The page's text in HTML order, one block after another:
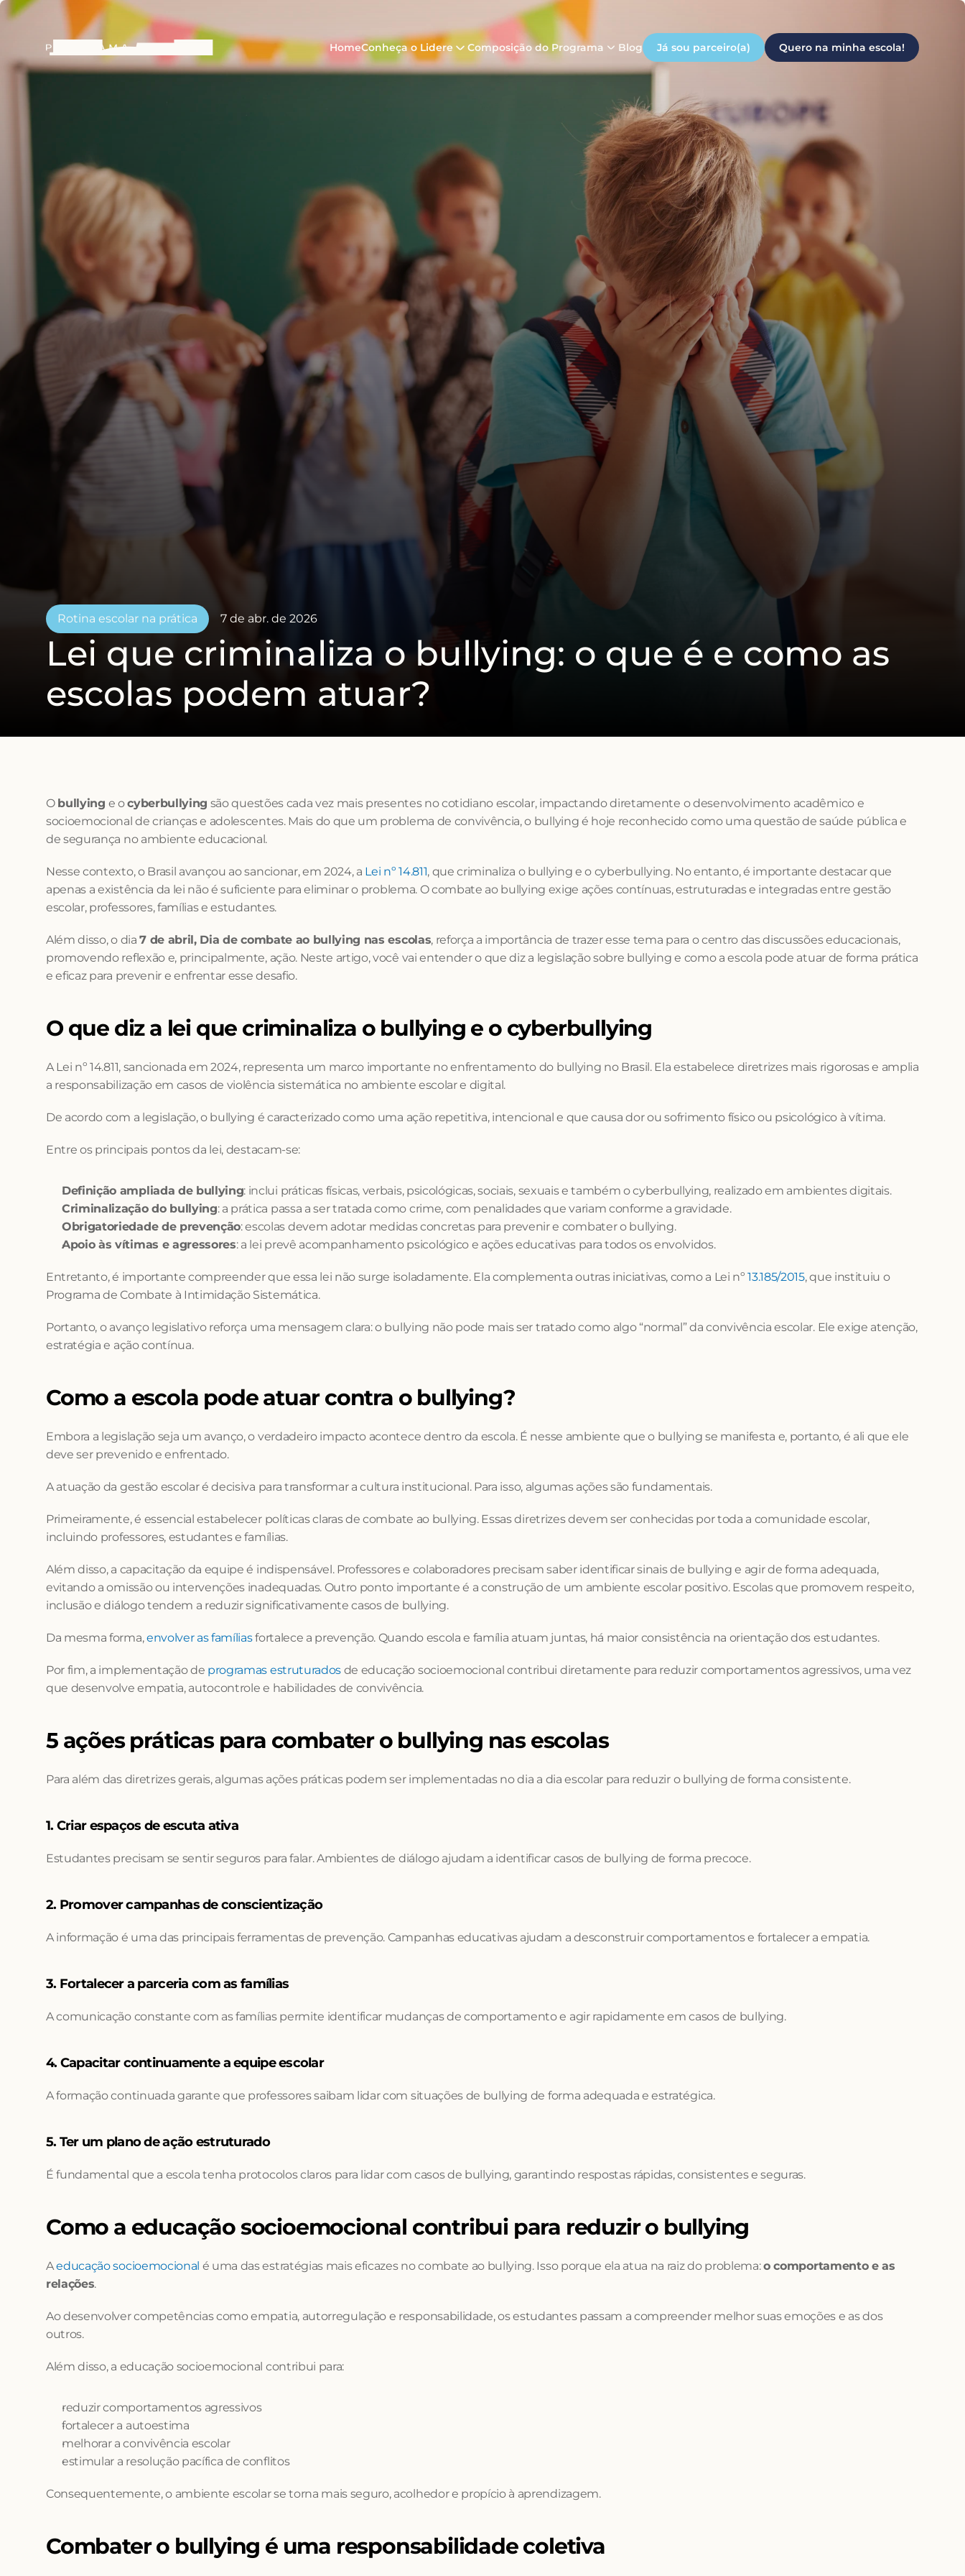
HomeConheça o Lidere Composição do Programa Blog Já sou parceiro(a) Quero na minha escola!
Rotina escolar na prática 7 de abr. de 2026
Lei que criminaliza o bullying: o que é e como as
escolas podem atuar?
O bullying e o cyberbullying são questões cada vez mais presentes no cotidiano escolar, impactando diretamente o desenvolvimento acadêmico e
socioemocional de crianças e adolescentes. Mais do que um problema de convivência, o bullying é hoje reconhecido como uma questão de saúde pública e
de segurança no ambiente educacional.
Nesse contexto, o Brasil avançou ao sancionar, em 2024, a Lei nº 14.811, que criminaliza o bullying e o cyberbullying. No entanto, é importante destacar que
apenas a existência da lei não é suficiente para eliminar o problema. O combate ao bullying exige ações contínuas, estruturadas e integradas entre gestão
escolar, professores, famílias e estudantes.
Além disso, o dia 7 de abril, Dia de combate ao bullying nas escolas, reforça a importância de trazer esse tema para o centro das discussões educacionais,
promovendo reflexão e, principalmente, ação. Neste artigo, você vai entender o que diz a legislação sobre bullying e como a escola pode atuar de forma prática
e eficaz para prevenir e enfrentar esse desafio.
O que diz a lei que criminaliza o bullying e o cyberbullying
A Lei nº 14.811, sancionada em 2024, representa um marco importante no enfrentamento do bullying no Brasil. Ela estabelece diretrizes mais rigorosas e amplia
a responsabilização em casos de violência sistemática no ambiente escolar e digital.
De acordo com a legislação, o bullying é caracterizado como uma ação repetitiva, intencional e que causa dor ou sofrimento físico ou psicológico à vítima.
Entre os principais pontos da lei, destacam-se:
Definição ampliada de bullying: inclui práticas físicas, verbais, psicológicas, sociais, sexuais e também o cyberbullying, realizado em ambientes digitais.
Criminalização do bullying: a prática passa a ser tratada como crime, com penalidades que variam conforme a gravidade.
Obrigatoriedade de prevenção: escolas devem adotar medidas concretas para prevenir e combater o bullying.
Apoio às vítimas e agressores: a lei prevê acompanhamento psicológico e ações educativas para todos os envolvidos.
Entretanto, é importante compreender que essa lei não surge isoladamente. Ela complementa outras iniciativas, como a Lei nº 13.185/2015, que instituiu o
Programa de Combate à Intimidação Sistemática.
Portanto, o avanço legislativo reforça uma mensagem clara: o bullying não pode mais ser tratado como algo “normal” da convivência escolar. Ele exige atenção,
estratégia e ação contínua.
Como a escola pode atuar contra o bullying?
Embora a legislação seja um avanço, o verdadeiro impacto acontece dentro da escola. É nesse ambiente que o bullying se manifesta e, portanto, é ali que ele
deve ser prevenido e enfrentado.
A atuação da gestão escolar é decisiva para transformar a cultura institucional. Para isso, algumas ações são fundamentais.
Primeiramente, é essencial estabelecer políticas claras de combate ao bullying. Essas diretrizes devem ser conhecidas por toda a comunidade escolar,
incluindo professores, estudantes e famílias.
Além disso, a capacitação da equipe é indispensável. Professores e colaboradores precisam saber identificar sinais de bullying e agir de forma adequada,
evitando a omissão ou intervenções inadequadas. Outro ponto importante é a construção de um ambiente escolar positivo. Escolas que promovem respeito,
inclusão e diálogo tendem a reduzir significativamente casos de bullying.
Da mesma forma, envolver as famílias fortalece a prevenção. Quando escola e família atuam juntas, há maior consistência na orientação dos estudantes.
Por fim, a implementação de programas estruturados de educação socioemocional contribui diretamente para reduzir comportamentos agressivos, uma vez
que desenvolve empatia, autocontrole e habilidades de convivência.
5 ações práticas para combater o bullying nas escolas
Para além das diretrizes gerais, algumas ações práticas podem ser implementadas no dia a dia escolar para reduzir o bullying de forma consistente.
1. Criar espaços de escuta ativa
Estudantes precisam se sentir seguros para falar. Ambientes de diálogo ajudam a identificar casos de bullying de forma precoce.
2. Promover campanhas de conscientização
A informação é uma das principais ferramentas de prevenção. Campanhas educativas ajudam a desconstruir comportamentos e fortalecer a empatia.
3. Fortalecer a parceria com as famílias
A comunicação constante com as famílias permite identificar mudanças de comportamento e agir rapidamente em casos de bullying.
4. Capacitar continuamente a equipe escolar
A formação continuada garante que professores saibam lidar com situações de bullying de forma adequada e estratégica.
5. Ter um plano de ação estruturado
É fundamental que a escola tenha protocolos claros para lidar com casos de bullying, garantindo respostas rápidas, consistentes e seguras.
Como a educação socioemocional contribui para reduzir o bullying
A educação socioemocional é uma das estratégias mais eficazes no combate ao bullying. Isso porque ela atua na raiz do problema: o comportamento e as
relações.
Ao desenvolver competências como empatia, autorregulação e responsabilidade, os estudantes passam a compreender melhor suas emoções e as dos
outros.
Além disso, a educação socioemocional contribui para:
reduzir comportamentos agressivos
fortalecer a autoestima
melhorar a convivência escolar
estimular a resolução pacífica de conflitos
Consequentemente, o ambiente escolar se torna mais seguro, acolhedor e propício à aprendizagem.
Combater o bullying é uma responsabilidade coletiva